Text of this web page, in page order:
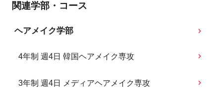
関連学部・コース
ヘアメイク学部
4年制 週4日 韓国ヘアメイク専攻
3年制 週4日 メディアヘアメイク専攻